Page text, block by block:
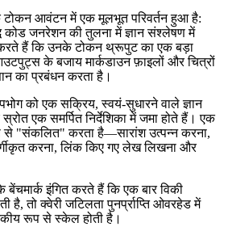
टोकन आवंटन में एक मूलभूत परिवर्तन हुआ है:
कोड जनरेशन की तुलना में ज्ञान संश्लेषण में
करते हैं कि उनके टोकन थ्रूपुट का एक बड़ा
के बजाय मार्कडाउन फ़ाइलों और चित्रों
का प्रबंधन करता है।
को एक सक्रिय, स्वयं-सुधारने वाले ज्ञान
एक समर्पित निर्देशिका में जमा होते हैं। एक
"संकलित" करता है—सारांश उत्पन्न करना,
करना, लिंक किए गए लेख लिखना और
बेंचमार्क इंगित करते हैं कि एक बार विकी
है, तो क्वेरी जटिलता पुनर्प्राप्ति ओवरहेड में
रूप से स्केल होती है।